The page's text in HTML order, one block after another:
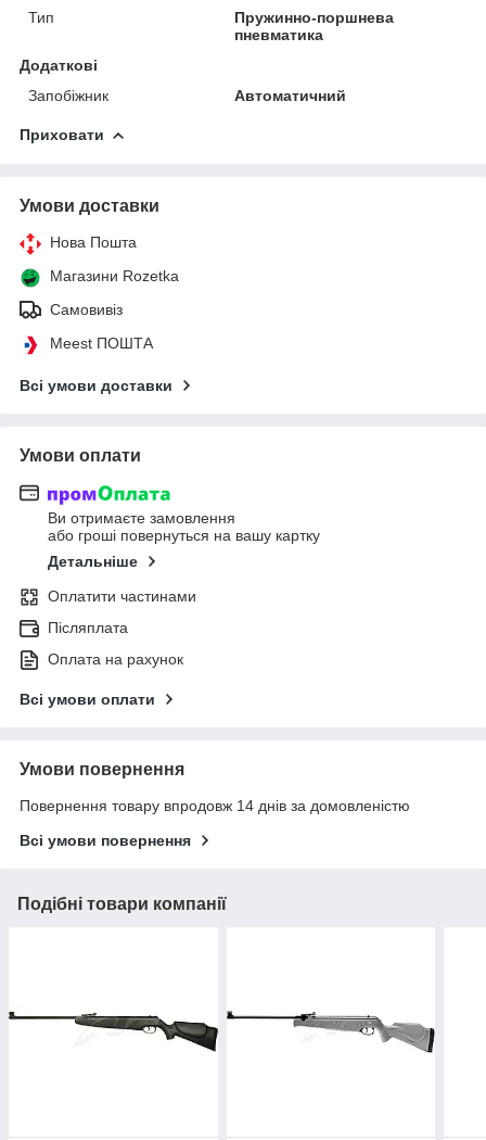
Тип
Пружинно-поршнева
пневматика
Додаткові
Запобіжник
Автоматичний
Приховати
Умови доставки
Нова Пошта
Магазини Rozetka
Самовивіз
Meest ПОШТА
Всі умови доставки
Умови оплати
Ви отримаєте замовлення
або гроші повернуться на вашу картку
Детальніше
Оплатити частинами
Післяплата
Оплата на рахунок
Всі умови оплати
Умови повернення
Повернення товару впродовж 14 днів за домовленістю
Всі умови повернення
Подібні товари компанії